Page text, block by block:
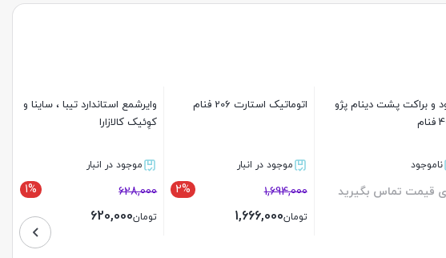
و براکت پشت دینام پژو
ناموجود
قیمت تماس بگیرید
اتوماتیک استارت 206 فنام
موجود در انبار
2% 1,694,000
تومان1,666,000
وایرشمع استاندارد تیبا ، ساینا و
کوِئیک کالازارا
موجود در انبار
1% 628,000
تومان620,000